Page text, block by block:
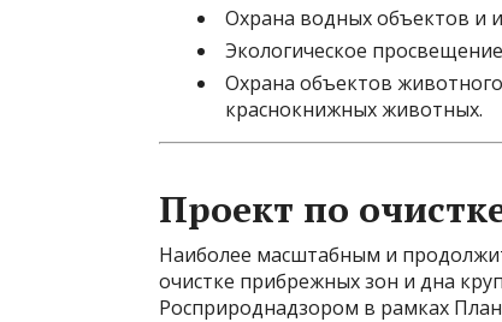
Охрана водных объектов и
Экологическое
Охрана объектов
краснокнижных животных.
Проект по
Наиболее масштабным и
очистке прибрежных зон и дна
Росприроднадзором в рамках